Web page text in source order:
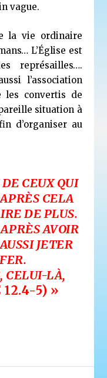
vague.
la vie ordinaire
L’Église est
représailles….
l’association
les convertis de
situation à
d’organiser au
CEUX QUI
CELA
DE PLUS.
AVOIR
JETER
CELUI-LÀ,
12.4-5) »